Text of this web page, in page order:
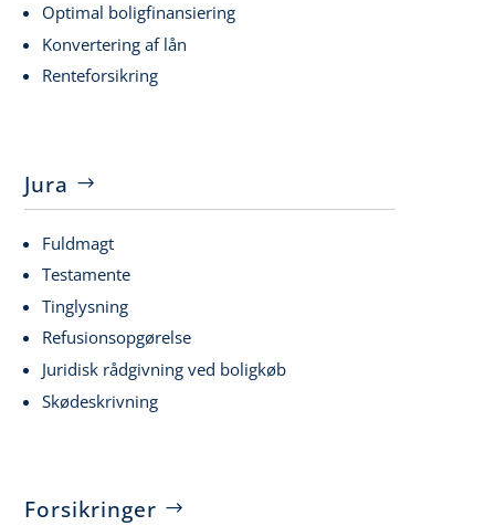
Optimal boligfinansiering
Konvertering af lån
Renteforsikring
Jura
Fuldmagt
Testamente
Tinglysning
Refusionsopgørelse
Juridisk rådgivning ved boligkøb
Skødeskrivning
Forsikringer